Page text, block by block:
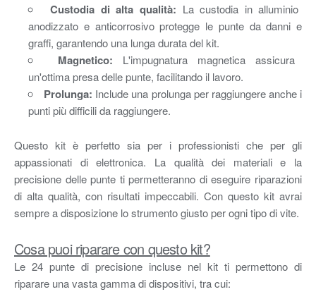
Custodia di alta qualità: La custodia in alluminio
anodizzato e anticorrosivo protegge le punte da danni e
graffi, garantendo una lunga durata del kit.
Magnetico: L'impugnatura magnetica assicura
un'ottima presa delle punte, facilitando il lavoro.
Prolunga: Include una prolunga per raggiungere anche i
punti più difficili da raggiungere.
Questo kit è perfetto sia per i professionisti che per gli
appassionati di elettronica. La qualità dei materiali e la
precisione delle punte ti permetteranno di eseguire riparazioni
di alta qualità, con risultati impeccabili. Con questo kit avrai
sempre a disposizione lo strumento giusto per ogni tipo di vite.
Cosa puoi riparare con questo kit?
Le 24 punte di precisione incluse nel kit ti permettono di
riparare una vasta gamma di dispositivi, tra cui: